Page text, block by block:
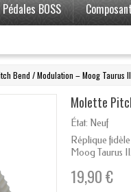
Pédales BOSS
Bend / Modulation – Moog Taurus II
Molette
État: Neuf
Réplique
Moog Taurus II.
19,90 €